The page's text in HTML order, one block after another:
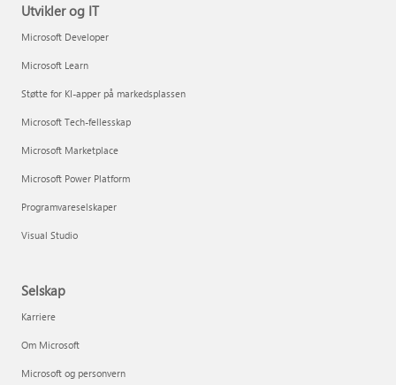
Utvikler og IT
Microsoft Developer
Microsoft Learn
Støtte for KI-apper på markedsplassen
Microsoft Tech-fellesskap
Microsoft Marketplace
Microsoft Power Platform
Programvareselskaper
Visual Studio
Selskap
Karriere
Om Microsoft
Microsoft og personvern